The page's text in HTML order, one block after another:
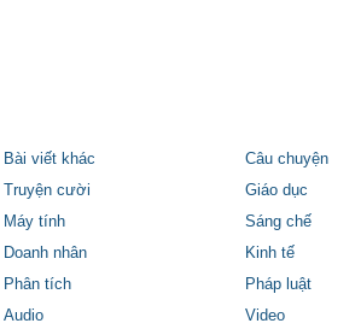
Bài viết khác Câu chuyện
Truyện cười Giáo dục
Máy tính Sáng chế
Doanh nhân Kinh tế
Phân tích Pháp luật
Audio Video